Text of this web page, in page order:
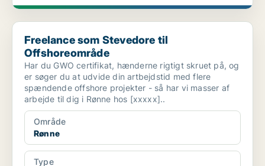
Freelance som Stevedore til Offshoreområde
Freelance som Stevedore til
Offshoreområde
Har du GWO certifikat, hænderne rigtigt skruet på, og
er søger du at udvide din artbejdstid med flere
spændende offshore projekter - så har vi masser af
arbejde til dig i Rønne hos [xxxxx]..
Område
Rønne
Type